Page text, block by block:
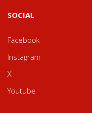
SOCIAL
Facebook
Instagram
X
Youtube